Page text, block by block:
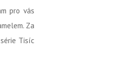
pro vás
Za
Tisíc